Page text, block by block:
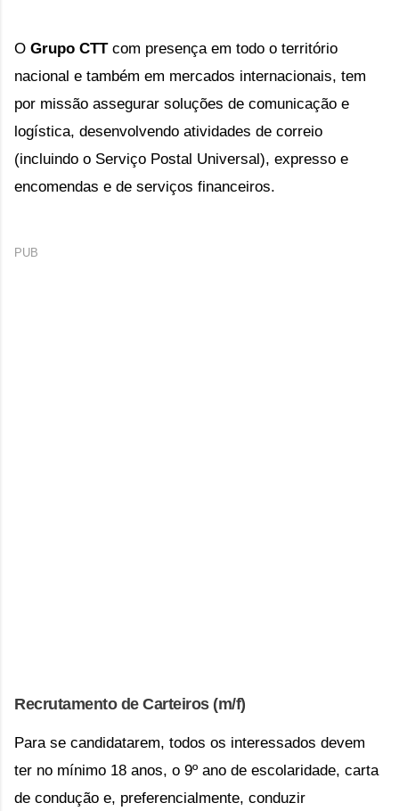
O Grupo CTTcom presença em todo o território
nacional e também em mercados internacionais, tem
por missão assegurar soluções de comunicação e
logística, desenvolvendo atividades de correio
(incluindo o Serviço Postal Universal), expresso e
encomendas e de serviços financeiros.
PUB
Recrutamento de Carteiros (m/f)
Para se candidatarem, todos os interessados devem
ter no mínimo 18 anos, o 9º ano de escolaridade, carta
de condução e, preferencialmente, conduzir